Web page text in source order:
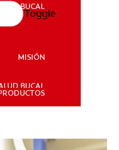
SALUD BUCAL
DE PRODUCTOS
BUCAL
MISIÓN
BUCAL
Toggle